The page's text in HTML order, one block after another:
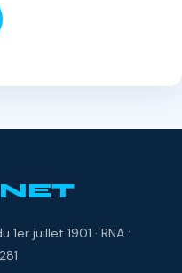
NET
juillet 1901 · RNA :